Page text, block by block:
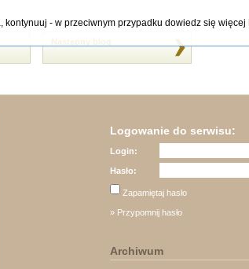
- w przeciwnym przypadku dowiedz się więcej
Logowanie do serwisu:
Login:
Hasło:
Zapamiętaj hasło
» Przypomnij hasło
Archiwum